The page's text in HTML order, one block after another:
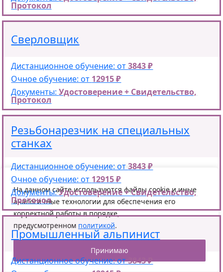
На данном сайте используются файлы cookie и иные
аналогичные технологии для обеспечения его
корректной работы в порядке,
предусмотренном политикой.
Принимаю
Протокол
Сверловщик
Дистанционное обучение: от3843 ₽
Очное обучение: от 12915 ₽
Документы:Удостоверение + Свидетельство,
Протокол
Резьбонарезчик на специальных
станках
Дистанционное обучение: от3843 ₽
Очное обучение: от 12915 ₽
Документы:Удостоверение + Свидетельство,
Протокол
Промышленный альпинист
Дистанционное обучение: от3843 ₽
Привет! Я онлайн! Готова
решить любой вопрос!